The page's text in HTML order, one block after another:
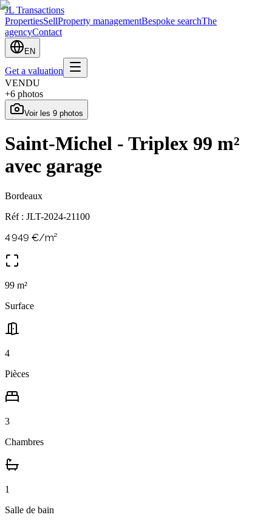
JL Transactions
PropertiesSellProperty managementBespoke searchThe
agencyContact
EN
Get a valuation
VENDU
+6 photos
Voir les 9 photos
Saint-Michel - Triplex 99 m²
avec garage
Bordeaux
Réf : JLT-2024-21100
4 949 €/m²
99 m²
Surface
4
Pièces
3
Chambres
1
Salle de bain